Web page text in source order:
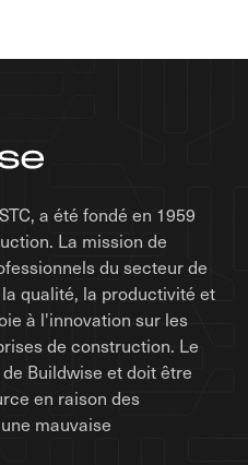
a été fondé en 1959
La mission de
du secteur de
qualité, la productivité et
à l'innovation sur les
de construction. Le
Buildwise et doit être
en raison des
mauvaise